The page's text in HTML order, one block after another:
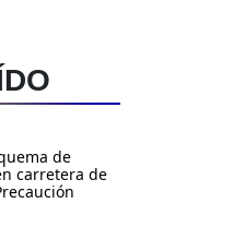
de
carretera de